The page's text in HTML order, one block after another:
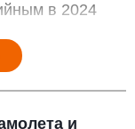
в 2024
и